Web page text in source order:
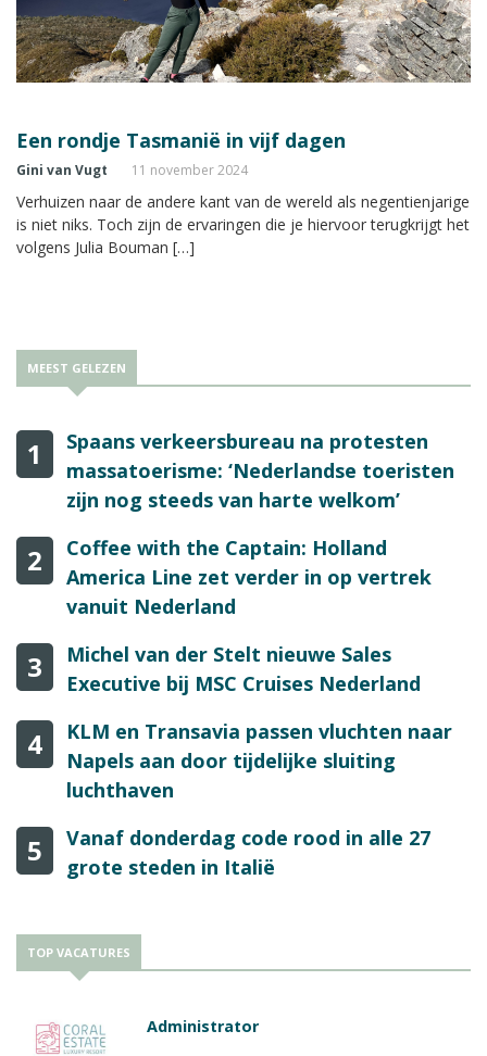
Een rondje Tasmanië in vijf dagen
Gini van Vugt 11 november 2024
Verhuizen naar de andere kant van de wereld als negentienjarige
is niet niks. Toch zijn de ervaringen die je hiervoor terugkrijgt het
volgens Julia Bouman […]
MEEST GELEZEN
1
Spaans verkeersbureau na protesten
massatoerisme: ‘Nederlandse toeristen
zijn nog steeds van harte welkom’
2
Coffee with the Captain: Holland
America Line zet verder in op vertrek
vanuit Nederland
3
Michel van der Stelt nieuwe Sales
Executive bij MSC Cruises Nederland
4
KLM en Transavia passen vluchten naar
Napels aan door tijdelijke sluiting
luchthaven
5
Vanaf donderdag code rood in alle 27
grote steden in Italië
TOP VACATURES
Administrator